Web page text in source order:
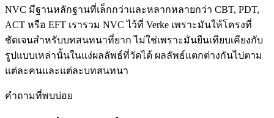
NVC มีฐานหลักฐานที่เล็กกว่าและหลากหลายกว่า CBT, PDT,
ACT หรือ EFT เรารวม NVC ไว้ที่ Verke เพราะมันให้โครงที่
ชัดเจนสำหรับบทสนทนาที่ยาก ไม่ใช่เพราะมันยืนเทียบเคียงกับ
รูปแบบเหล่านั้นในแง่ผลลัพธ์ที่วัดได้ ผลลัพธ์แตกต่างกันไปตาม
แต่ละคนและแต่ละบทสนทนา
คำถามที่พบบ่อย